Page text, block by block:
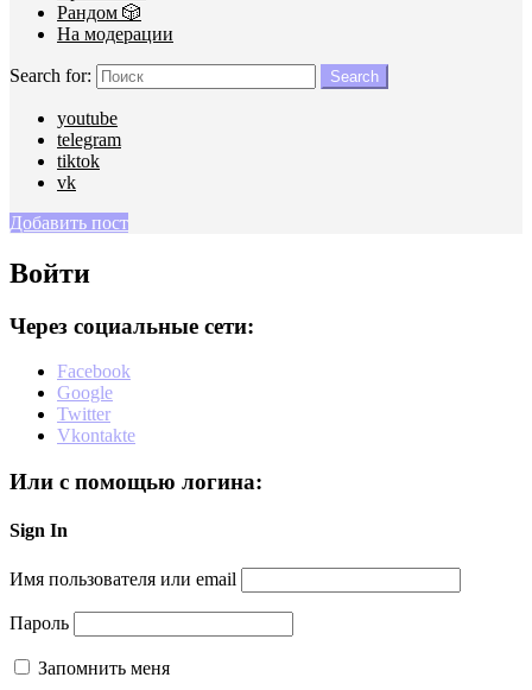
Рандом 🎲
На модерации
Search for: Search
youtube
telegram
tiktok
vk
Добавить пост
Войти
Через социальные сети:
Facebook
Google
Twitter
Vkontakte
Или с помощью логина:
Sign In
Имя пользователя или email
Пароль
Запомнить меня